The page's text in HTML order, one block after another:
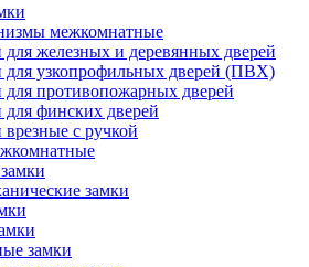
межкомнатные
для железных и деревянных дверей
для узкопрофильных дверей (ПВХ)
для противопожарных дверей
для финских дверей
врезные с ручкой
замки
замки